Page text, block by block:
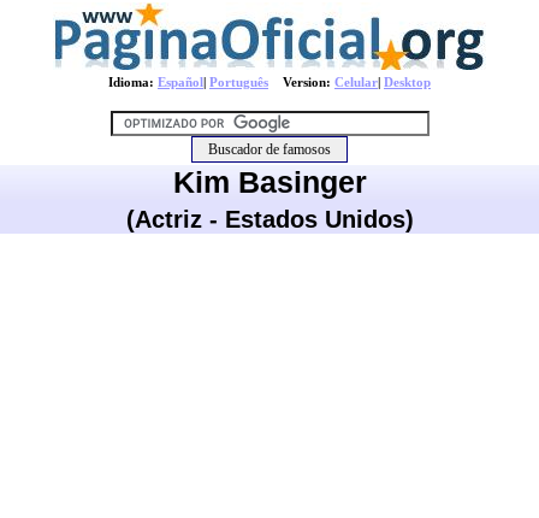
Idioma: Español| Português Version: Celular| Desktop
Kim Basinger
(Actriz - Estados Unidos)